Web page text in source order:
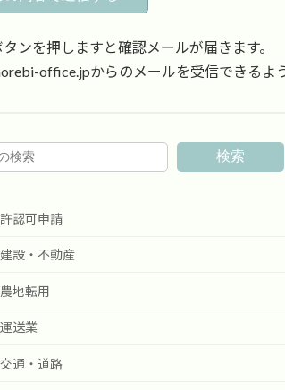
ンを押しますと確認メールが届きます。
office.jpからのメールを受信できるよ
検索
認可申請
設・不動産
地転用
送業
通・道路